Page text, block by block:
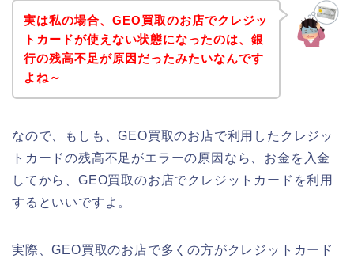
実は私の場合、GEO買取のお店でクレジッ
トカードが使えない状態になったのは、銀
行の残高不足が原因だったみたいなんです
よね～
なので、もしも、GEO買取のお店で利用したクレジッ
トカードの残高不足がエラーの原因なら、お金を入金
してから、GEO買取のお店でクレジットカードを利用
するといいですよ。
実際、GEO買取のお店で多くの方がクレジットカード